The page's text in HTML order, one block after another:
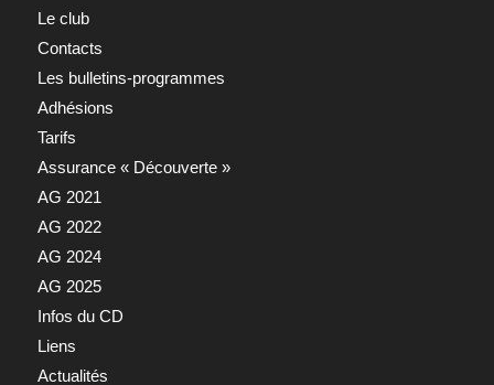
Le club
Contacts
Les bulletins-programmes
Adhésions
Tarifs
Assurance « Découverte »
AG 2021
AG 2022
AG 2024
AG 2025
Infos du CD
Liens
Actualités